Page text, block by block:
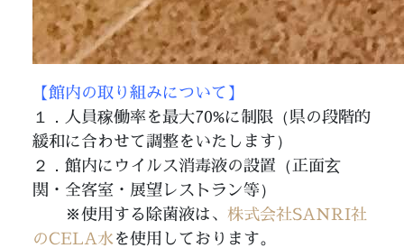
【館内の取り組みについて】
１．人員稼働率を最大70%に制限（県の段階的
緩和に合わせて調整をいたします）
２．館内にウイルス消毒液の設置（正面玄
関・全客室・展望レストラン等）
※使用する除菌液は、 株式会社SANRI社
のCELA水を使用しております。